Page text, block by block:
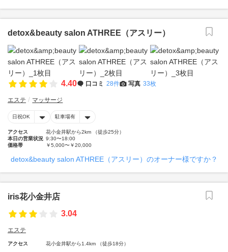
detox&beauty salon ATHREE（アスリー）
4.40 口コミ 28件 写真 33枚
エステ マッサージ
日祝OK 駐車場有
アクセス
花小金井駅から2km （徒歩25分）
本日の営業状況 9:30〜18:00
価格帯
￥5,000〜￥20,000
detox&beauty salon ATHREE（アスリー）のオーナー様ですか？
iris花小金井店
3.04
エステ
アクセス 花小金井駅から1.4km （徒歩18分）